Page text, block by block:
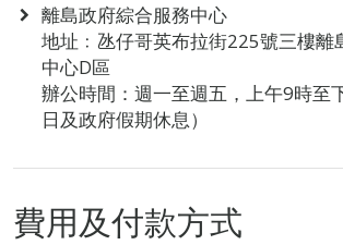
離島政府綜合服務中心
地址﹕氹仔哥英布拉街225號三樓離
中心D區
辦公時間：週一至週五，上午9時至
日及政府假期休息）
費用及付款方式